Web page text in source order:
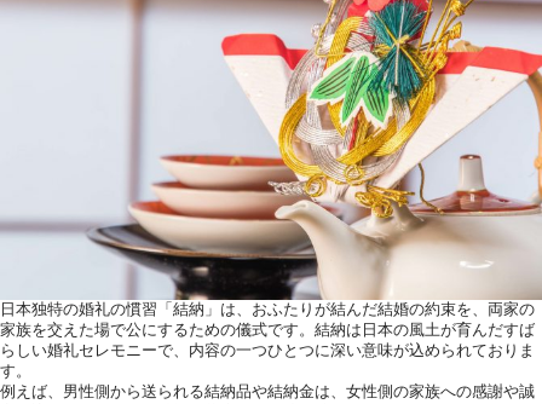
ウエディングレポート
ご列席の皆様へ
トピックス
お問い合わせ・
資料請求
日本独特の婚礼の慣習「結納」は、おふたりが結んだ結婚の約束を、両家の
家族を交えた場で公にするための儀式です。結納は日本の風土が育んだすば
らしい婚礼セレモニーで、内容の一つひとつに深い意味が込められておりま
す。
例えば、男性側から送られる結納品や結納金は、女性側の家族への感謝や誠